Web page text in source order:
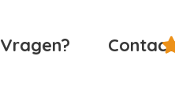
Vragen? Contact